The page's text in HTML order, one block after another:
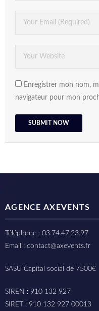
Enregistrer mon nom,
navigateur pour mon
AGENCE AXEVENTS
Téléphone : 03.74.47.23.97
Email : contact@axevents.fr
SASU Capital social de 7500€
SIREN : 910 132 927
SIRET : 910 132 927 00013